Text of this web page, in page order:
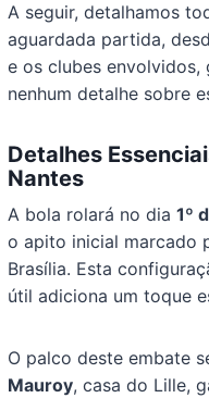
A seguir, detalhamos
aguardada partida,
e os clubes envolvidos,
nenhum detalhe sobre
Detalhes
Nantes
A bola rolará no dia1º
o apito inicial marcado
Brasília. Esta
útil adiciona um toque
O palco deste embate
Mauroy, casa do Lille,